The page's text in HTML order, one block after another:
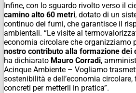
Infine, con lo sguardo rivolto verso il
camino alto 60 metri, dotato di un
continuo dei fumi, che garantisce il
ambientali. “Le visite al
economia circolare che organizziamo
nostro contributo alla formazione dei
ha dichiarato Mauro Corradi,
Acinque Ambiente – Vogliamo
sostenibilità e dell’economia
concreti per metterli in pratica”.